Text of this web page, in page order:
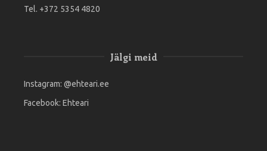
Tel. +372 5354 4820
Jälgi meid
Instagram: @ehteari.ee
Facebook: Ehteari